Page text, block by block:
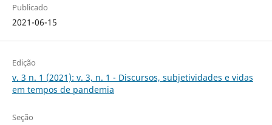
Publicado
2021-06-15
Edição
v. 3 n. 1 (2021): v. 3, n. 1 - Discursos, subjetividades e vidas
em tempos de pandemia
Seção